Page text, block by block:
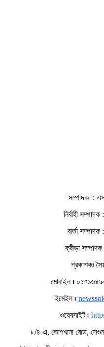
সম্পাদক :
নির্বাহী
বার্তা
ক্রীড়া
প্রকাশকঃ
মোবাইল ঃ
ইমেইল ঃ
ওয়েবসাইট ঃ
৮/৪-এ, তোপখানা রোড,